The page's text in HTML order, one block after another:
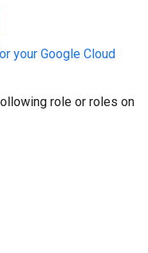
your Google Cloud
role or roles on